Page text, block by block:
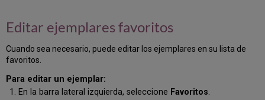
Editar ejemplares favoritos
Cuando sea necesario, puede editar los ejemplares en su lista de
favoritos.
Para editar un ejemplar:
En la barra lateral izquierda, seleccione Favoritos.